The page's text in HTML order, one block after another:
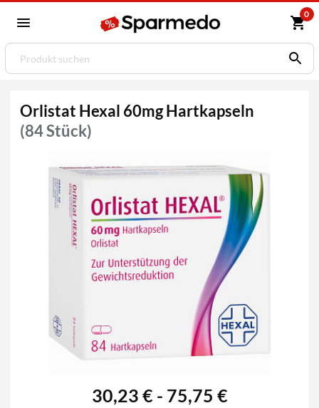
0
Orlistat Hexal 60mg Hartkapseln
(84 Stück)
30,23 € - 75,75 €